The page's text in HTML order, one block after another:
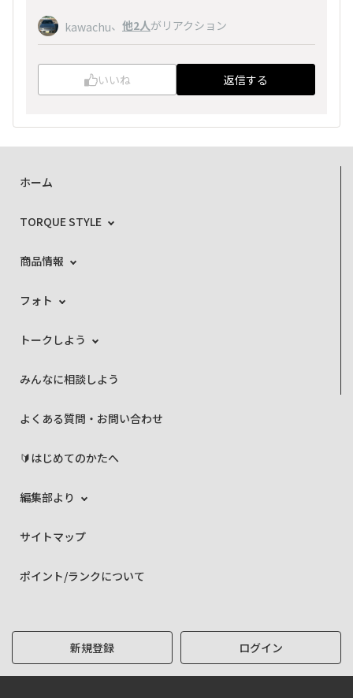
kawachu、 他2人がリアクション
いいね 返信する
ホーム
TORQUE STYLE
商品情報
フォト
トークしよう
みんなに相談しよう
よくある質問・お問い合わせ
🔰はじめてのかたへ
編集部より
サイトマップ
ポイント/ランクについて
新規登録 ログイン